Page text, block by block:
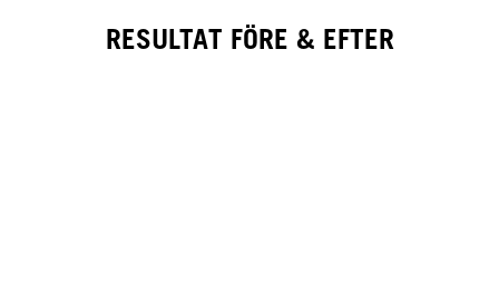
RESULTAT FÖRE & EFTER